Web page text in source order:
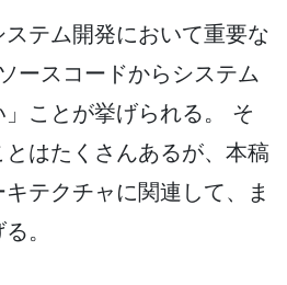
テム開発において重要な
ースコードからシステム
ことが挙げられる。 そ
はたくさんあるが、本稿
テクチャに関連して、ま
。